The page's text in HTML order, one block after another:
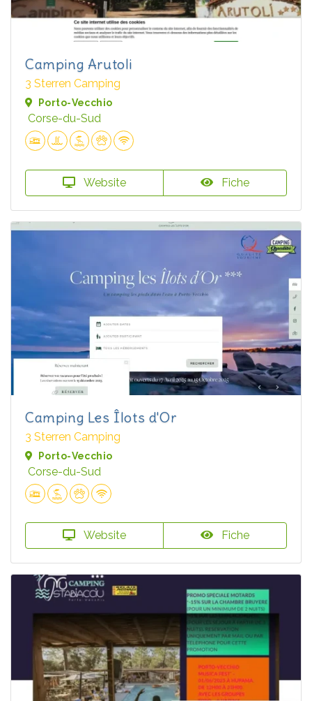
Camping Arutoli
3 Sterren Camping
Porto-Vecchio
Corse-du-Sud
Website Fiche
Camping Les Îlots d'Or
3 Sterren Camping
Porto-Vecchio
Corse-du-Sud
Website Fiche